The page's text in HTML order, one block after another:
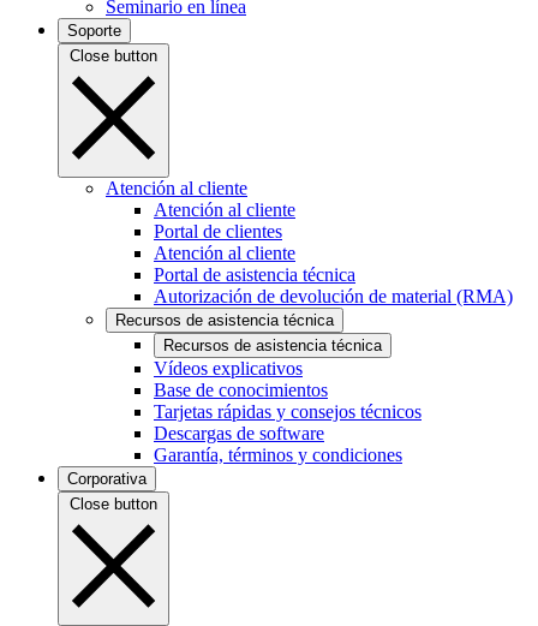
Seminario en línea
Soporte
Close button
Atención al cliente
Atención al cliente
Portal de clientes
Atención al cliente
Portal de asistencia técnica
Autorización de devolución de material (RMA)
Recursos de asistencia técnica
Recursos de asistencia técnica
Vídeos explicativos
Base de conocimientos
Tarjetas rápidas y consejos técnicos
Descargas de software
Garantía, términos y condiciones
Corporativa
Close button